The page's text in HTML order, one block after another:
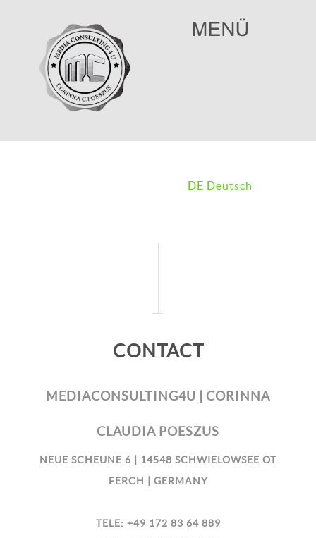
DE Deutsch
CONTACT
MEDIACONSULTING4U | CORINNA
CLAUDIA POESZUS
NEUE SCHEUNE 6 | 14548 SCHWIELOWSEE OT
FERCH | GERMANY
TELE: +49 172 83 64 889